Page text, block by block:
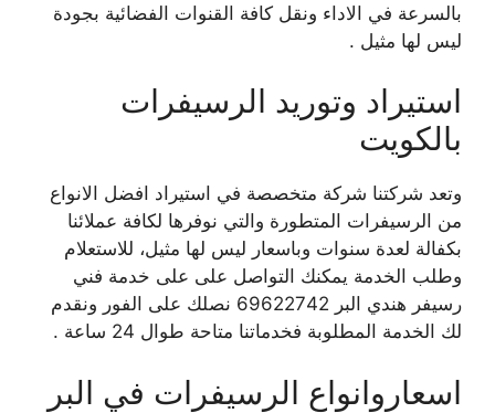
بالسرعة في الاداء ونقل كافة القنوات الفضائية بجودة
ليس لها مثيل .
استيراد وتوريد الرسيفرات
بالكويت
وتعد شركتنا شركة متخصصة في استيراد افضل الانواع
من الرسيفرات المتطورة والتي نوفرها لكافة عملائنا
بكفالة لعدة سنوات وباسعار ليس لها مثيل، للاستعلام
وطلب الخدمة يمكنك التواصل على على خدمة فني
رسيفر هندي البر 69622742 نصلك على الفور ونقدم
لك الخدمة المطلوبة فخدماتنا متاحة طوال 24 ساعة .
اسعاروانواع الرسيفرات في البر